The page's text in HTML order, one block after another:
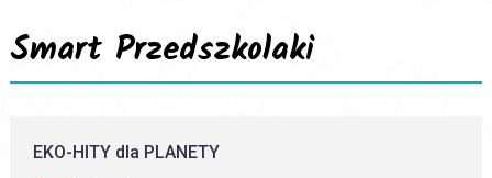
Smart Przedszkolaki
EKO-HITY dla PLANETY